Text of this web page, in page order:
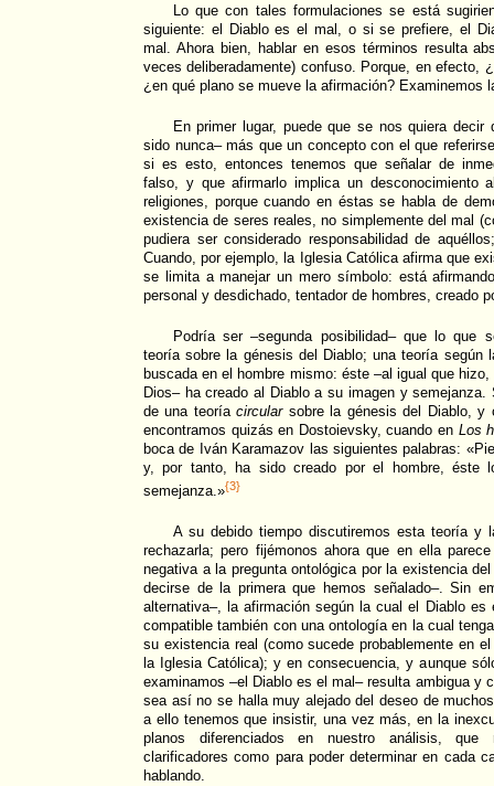
Lo que con tales formulaciones se está
siguiente: el Diablo es el mal, o si se prefiere, el
mal. Ahora bien, hablar en esos términos resulta
veces deliberadamente) confuso. Porque, en efecto,
¿en qué plano se mueve la afirmación? Examinemos
En primer lugar, puede que se nos quiera
sido nunca– más que un concepto con el que
si es esto, entonces tenemos que señalar de
falso, y que afirmarlo implica un desconocimiento
religiones, porque cuando en éstas se habla de
existencia de seres reales, no simplemente del mal
pudiera ser considerado responsabilidad de
Cuando, por ejemplo, la Iglesia Católica afirma que
se limita a manejar un mero símbolo: está
personal y desdichado, tentador de hombres, creado
Podría ser –segunda posibilidad– que lo que
teoría sobre la génesis del Diablo; una teoría según
buscada en el hombre mismo: éste –al igual que
Dios– ha creado al Diablo a su imagen y
de una teoríacircularsobre la génesis del Diablo, y
encontramos quizás en Dostoievsky, cuando en Los
boca de Iván Karamazov las siguientes palabras:
y, por tanto, ha sido creado por el hombre, éste
semejanza.»{3}
A su debido tiempo discutiremos esta teoría y
rechazarla; pero fijémonos ahora que en ella
negativa a la pregunta ontológica por la existencia
decirse de la primera que hemos señalado–. Sin
alternativa–, la afirmación según la cual el Diablo
compatible también con una ontología en la cual
su existencia real (como sucede probablemente en
la Iglesia Católica); y en consecuencia, y aunque
examinamos –el Diablo es el mal– resulta ambigua y
sea así no se halla muy alejado del deseo de
a ello tenemos que insistir, una vez más, en la
planos diferenciados en nuestro análisis, que
clarificadores como para poder determinar en cada
hablando.